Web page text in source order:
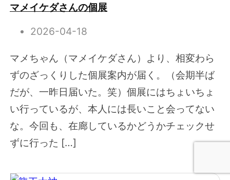
マメイケダさんの個展
2026-04-18
マメちゃん（マメイケダさん）より、相変わら
ずのざっくりした個展案内が届く。（会期半ば
だが、一昨日届いた。笑）個展にはちょいちょ
い行っているが、本人には長いこと会ってない
な。今回も、在廊しているかどうかチェックせ
ずに行った […]